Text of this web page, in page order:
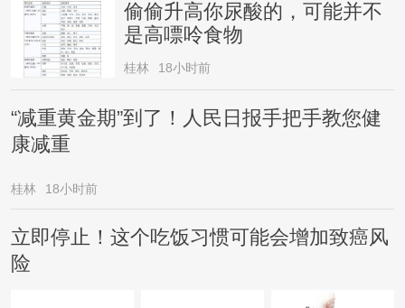
偷偷升高你尿酸的，可能并不
是高嘌呤食物
桂林 18小时前
“减重黄金期”到了！人民日报手把手教您健
康减重
桂林 18小时前
立即停止！这个吃饭习惯可能会增加致癌风
险